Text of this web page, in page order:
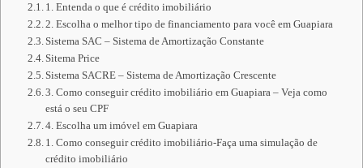
1. Entenda o que é crédito imobiliário
2. Escolha o melhor tipo de financiamento para você em Guapiara
Sistema SAC – Sistema de Amortização Constante
Sitema Price
Sistema SACRE – Sistema de Amortização Crescente
3. Como conseguir crédito imobiliário em Guapiara – Veja como
está o seu CPF
4. Escolha um imóvel em Guapiara
1. Como conseguir crédito imobiliário-Faça uma simulação de
crédito imobiliário